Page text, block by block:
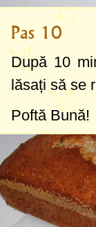
Pas 10
După 10
lăsați să se
Poftă Bună!